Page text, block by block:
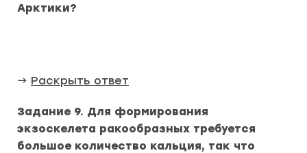
Арктики?
→ Раскрыть ответ
Задание 9. Для формирования
экзоскелета ракообразных требуется
большое количество кальция, так что